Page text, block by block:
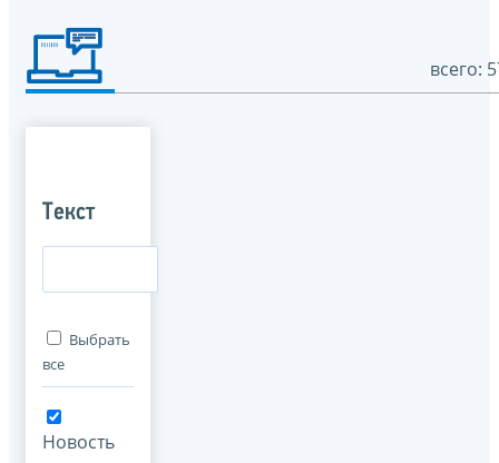
всего:
Текст
Выбрать
все
Новость